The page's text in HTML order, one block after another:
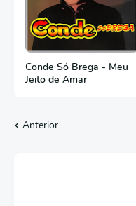
Conde Só Brega - Meu
Jeito de Amar
Anterior